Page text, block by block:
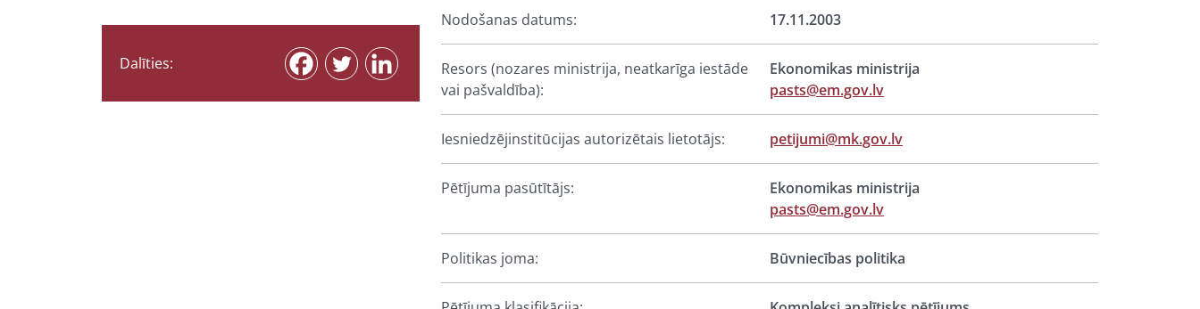
Dalīties:
Nodošanas datums: 17.11.2003
Resors (nozares ministrija, neatkarīga iestāde
vai pašvaldība):
Ekonomikas ministrija
pasts@em.gov.lv
Iesniedzējinstitūcijas autorizētais lietotājs: petijumi@mk.gov.lv
Pētījuma pasūtītājs:
Ekonomikas ministrija
pasts@em.gov.lv
Politikas joma: Būvniecības politika